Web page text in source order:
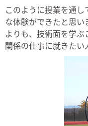
このように授業を通
な体験ができたと思
よりも、技術面を学
関係の仕事に就きたい